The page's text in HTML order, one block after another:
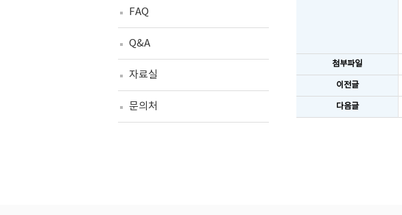
FAQ
Q&A
자료실
문의처
첨부파일
이전글
다음글